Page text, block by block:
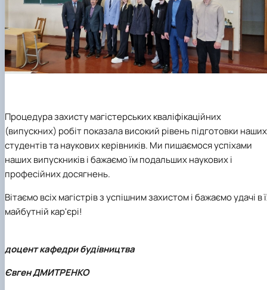
Процедура захисту магістерських кваліфікаційних
(випускних) робіт показала високий рівень підготовки наших
студентів та наукових керівників. Ми пишаємося успіхами
наших випускників і бажаємо їм подальших наукових і
професійних досягнень.
Вітаємо всіх магістрів з успішним захистом і бажаємо удачі в
майбутній кар'єрі!
доцент кафедри будівництва
Євген ДМИТРЕНКО